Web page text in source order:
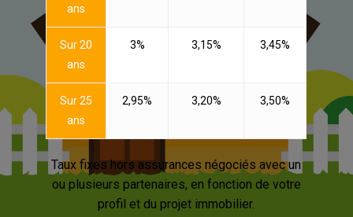
ans
Sur 20
ans
3% 3,15% 3,45%
Sur 25
ans
2,95% 3,20% 3,50%
Taux fixes hors assurances négociés avec un
ou plusieurs partenaires, en fonction de votre
profil et du projet immobilier.